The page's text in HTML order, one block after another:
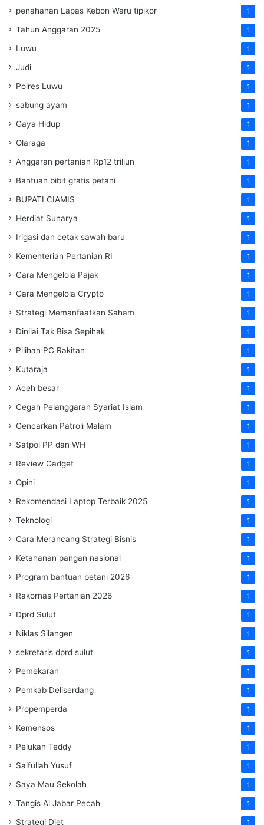
penahanan Lapas Kebon Waru tipikor 1
Tahun Anggaran 2025 1
Luwu 1
Judi 1
Polres Luwu 1
sabung ayam 1
Gaya Hidup 1
Olaraga 1
Anggaran pertanian Rp12 triliun 1
Bantuan bibit gratis petani 1
BUPATI CIAMIS 1
Herdiat Sunarya 1
Irigasi dan cetak sawah baru 1
Kementerian Pertanian RI 1
Cara Mengelola Pajak 1
Cara Mengelola Crypto 1
Strategi Memanfaatkan Saham 1
Dinilai Tak Bisa Sepihak 1
Pilihan PC Rakitan 1
Kutaraja 1
Aceh besar 1
Cegah Pelanggaran Syariat Islam 1
Gencarkan Patroli Malam 1
Satpol PP dan WH 1
Review Gadget 1
Opini 1
Rekomendasi Laptop Terbaik 2025 1
Teknologi 1
Cara Merancang Strategi Bisnis 1
Ketahanan pangan nasional 1
Program bantuan petani 2026 1
Rakornas Pertanian 2026 1
Dprd Sulut 1
Niklas Silangen 1
sekretaris dprd sulut 1
Pemekaran 1
Pemkab Deliserdang 1
Propemperda 1
Kemensos 1
Pelukan Teddy 1
Saifullah Yusuf 1
Saya Mau Sekolah 1
Tangis Al Jabar Pecah 1
Strategi Diet 1